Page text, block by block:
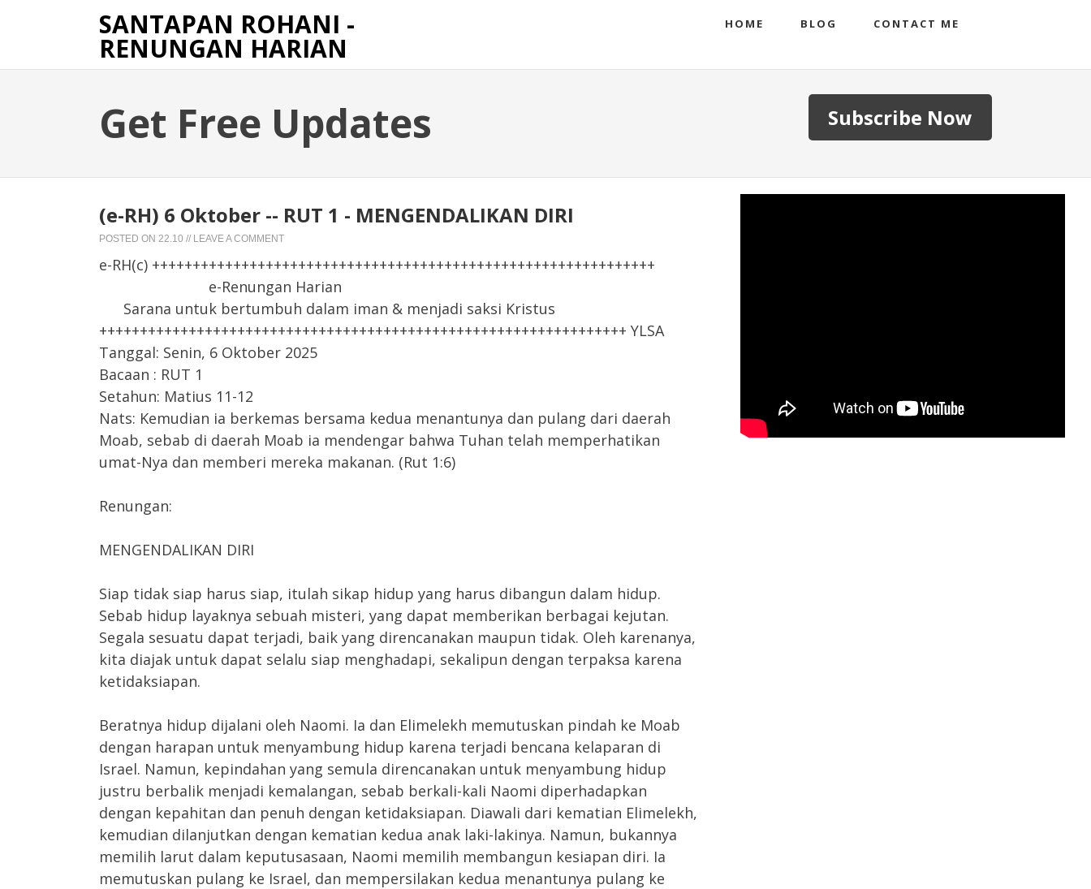
SANTAPAN ROHANI -
RENUNGAN HARIAN
HOME BLOG CONTACT ME
Get Free Updates Subscribe Now
(e-RH) 6 Oktober -- RUT 1 - MENGENDALIKAN DIRI
POSTED ON 22.10 // LEAVE A COMMENT
e-RH(c) ++++++++++++++++++++++++++++++++++++++++++++++++++++++++++++++
e-Renungan Harian
Sarana untuk bertumbuh dalam iman & menjadi saksi Kristus
+++++++++++++++++++++++++++++++++++++++++++++++++++++++++++++++++ YLSA
Tanggal: Senin, 6 Oktober 2025
Bacaan : RUT 1
Setahun: Matius 11-12
Nats: Kemudian ia berkemas bersama kedua menantunya dan pulang dari daerah
Moab, sebab di daerah Moab ia mendengar bahwa Tuhan telah memperhatikan
umat-Nya dan memberi mereka makanan. (Rut 1:6)
Renungan:
MENGENDALIKAN DIRI
Siap tidak siap harus siap, itulah sikap hidup yang harus dibangun dalam hidup.
Sebab hidup layaknya sebuah misteri, yang dapat memberikan berbagai kejutan.
Segala sesuatu dapat terjadi, baik yang direncanakan maupun tidak. Oleh karenanya,
kita diajak untuk dapat selalu siap menghadapi, sekalipun dengan terpaksa karena
ketidaksiapan.
Beratnya hidup dijalani oleh Naomi. Ia dan Elimelekh memutuskan pindah ke Moab
dengan harapan untuk menyambung hidup karena terjadi bencana kelaparan di
Israel. Namun, kepindahan yang semula direncanakan untuk menyambung hidup
justru berbalik menjadi kemalangan, sebab berkali-kali Naomi diperhadapkan
dengan kepahitan dan penuh dengan ketidaksiapan. Diawali dari kematian Elimelekh,
kemudian dilanjutkan dengan kematian kedua anak laki-lakinya. Namun, bukannya
memilih larut dalam keputusasaan, Naomi memilih membangun kesiapan diri. Ia
memutuskan pulang ke Israel, dan mempersilakan kedua menantunya pulang ke